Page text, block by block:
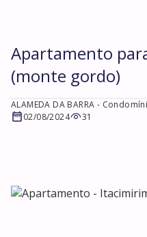
Apartamento
(monte gordo)
ALAMEDA DA BARRA -
02/08/2024
31